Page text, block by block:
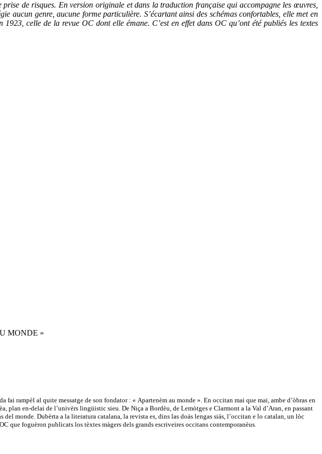
de risques. En version originale et dans la traduction française qui accompagne les œuvres,
aucun genre, aucune forme particulière. S’écartant ainsi des schémas confortables, elle met en
celle de la revue OC dont elle émane. C’est en effet dans OC qu’ont été publiés les textes
MONDE »
fai rampèl al quite messatge de son fondator : « Apartenèm au monde ». En occitan mai que mai, ambe d’òbras en
plan en-delai de l’univèrs lingüistic sieu. De Niça a Bordèu, de Lemòtges e Clarmont a la Val d’Aran, en passant
monde. Dubèrta a la literatura catalana, la revista es, dins las doás lengas siás, l’occitan e lo catalan, un lòc
que foguèron publicats los tèxtes màgers dels grands escriveires occitans contemporanèus.